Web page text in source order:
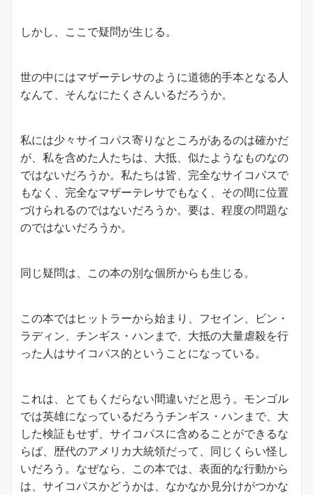
しかし、ここで疑問が生じる。
世の中にはマザーテレサのように道徳的手本となる人
なんて、そんなにたくさんいるだろうか。
私には少々サイコパス寄りなところがあるのは確かだ
が、私を含めた人たちは、大抵、似たようなものなの
ではないだろうか。私たちは皆、完全なサイコパスで
もなく、完全なマザーテレサでもなく、その間に位置
づけられるのではないだろうか。要は、程度の問題な
のではないだろうか。
同じ疑問は、この本の別な個所からも生じる。
この本ではヒットラーから始まり、フセイン、ビン・
ラディン、チンギス・ハンまで、大抵の大量虐殺を行
った人はサイコパス的ということになっている。
これは、とてもくだらない間違いだと思う。モンゴル
では英雄になっているだろうチンギス・ハンまで、大
した検証もせず、サイコパスに含めることができるな
らば、歴代のアメリカ大統領だって、同じくらい怪し
いだろう。なぜなら、この本では、表面的な行動から
は、サイコパスかどうかは、なかなか見分けがつかな